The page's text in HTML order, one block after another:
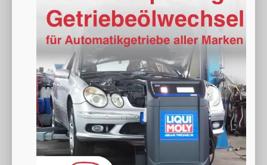
Benzin Außenfarbe [5X5X] Graphit Grau Metallic
85 kW (116 PS) Kilometerstand 20 km
24.780,– €
incl. 19% MwSt.
Wir rufen Sie anFahrzeugexposé (PDF)
Verbrauch kombiniert:6,20 l/100km
2-Klasse: E
2-Emissionen:141,00 g/km